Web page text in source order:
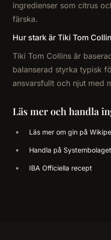
ingredienser som citrus
färska.
Hur stark är Tiki Tom
Tiki Tom Collins är
balanserad styrka typisk
ansvarsfullt och njut med
Läs mer och handla
Läs mer om gin på
Handla på Systembolaget
IBA Officiella recept